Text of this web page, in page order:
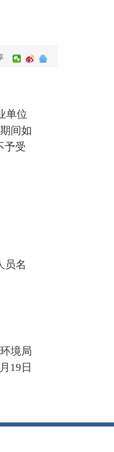
单位
间如
予受
员名
境局
19日